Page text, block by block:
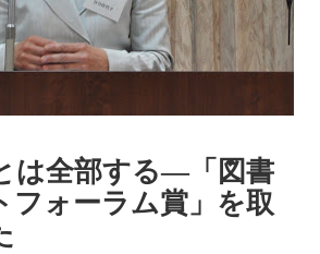
は全部する―「図書
フォーラム賞」を取